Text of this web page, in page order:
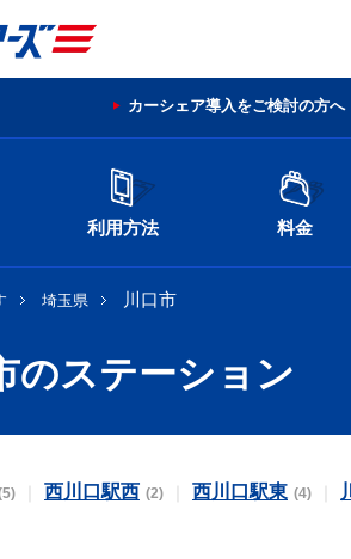
カーシェア導入をご検討の方へ
利用方法 料金
埼玉県 川口市
のステーション
西川口駅西 (2) 西川口駅東 (4)